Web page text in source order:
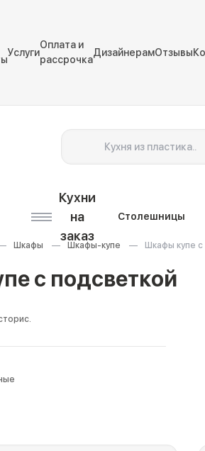
Услуги
Оплата и
рассрочка
ДизайнерамОтзывы
Кухни
на
заказ
Столешницы
Шкафы Шкафы-купе Шкафы купе
с подсветкой